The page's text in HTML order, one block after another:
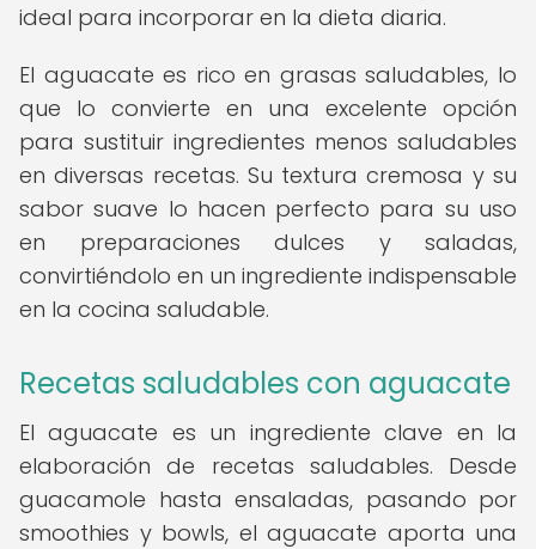
ideal para incorporar en la dieta diaria.
El aguacate es rico en grasas saludables, lo
que lo convierte en una excelente opción
para sustituir ingredientes menos saludables
en diversas recetas. Su textura cremosa y su
sabor suave lo hacen perfecto para su uso
en preparaciones dulces y saladas,
convirtiéndolo en un ingrediente indispensable
en la cocina saludable.
Recetas saludables con aguacate
El aguacate es un ingrediente clave en la
elaboración de recetas saludables. Desde
guacamole hasta ensaladas, pasando por
smoothies y bowls, el aguacate aporta una